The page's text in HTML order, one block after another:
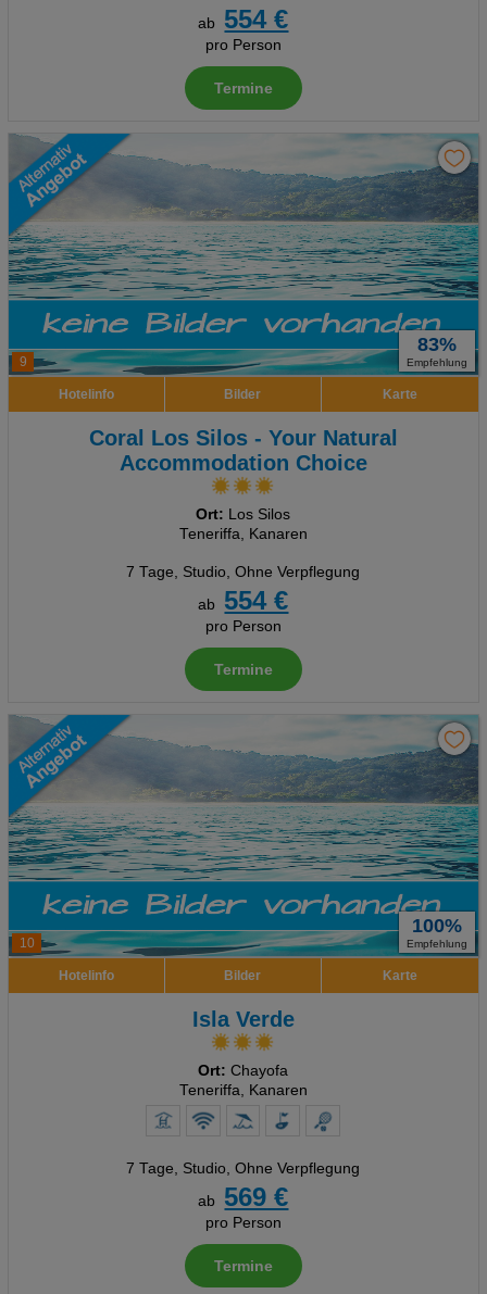
ab
554 €
pro Person
Termine
9
83%
Empfehlung
Hotelinfo Bilder Karte
Coral Los Silos - Your Natural
Accommodation Choice
Ort: Los Silos
Teneriffa, Kanaren
7 Tage, Studio, Ohne Verpflegung
ab
554 €
pro Person
Termine
10
100%
Empfehlung
Hotelinfo Bilder Karte
Isla Verde
Ort: Chayofa
Teneriffa, Kanaren
7 Tage, Studio, Ohne Verpflegung
ab
569 €
pro Person
Termine